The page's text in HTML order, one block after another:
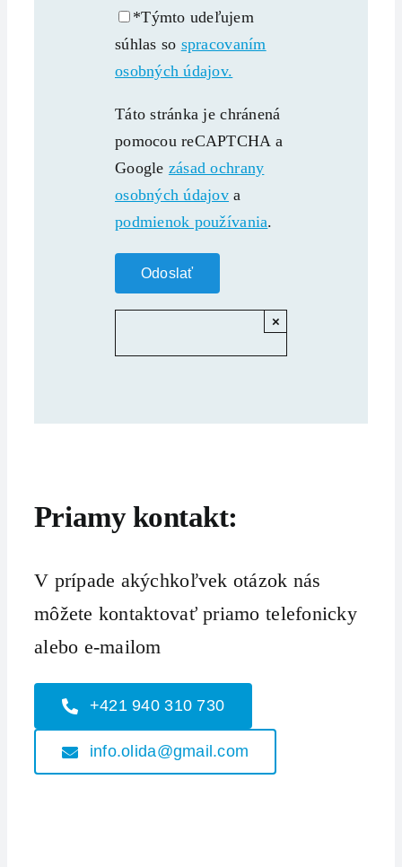
*Týmto udeľujem
súhlas so spracovaním
osobných údajov.
Táto stránka je chránená
pomocou reCAPTCHA a
Google zásad ochrany
osobných údajov a
podmienok používania.
×
Priamy kontakt:
V prípade akýchkoľvek otázok nás
môžete kontaktovať priamo telefonicky
alebo e-mailom
+421 940 310 730
info.olida@gmail.com